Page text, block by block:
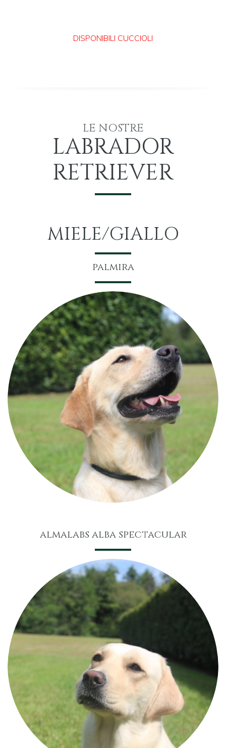
LE NOSTRE
LABRADOR
RETRIEVER
MIELE/GIALLO
palmira
almalabs alba spectacular